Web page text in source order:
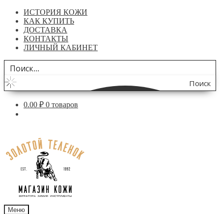
ИСТОРИЯ КОЖИ
КАК КУПИТЬ
ДОСТАВКА
КОНТАКТЫ
ЛИЧНЫЙ КАБИНЕТ
Поиск
по
0.00 ₽ 0 товаров
навигации
содержимому
Меню